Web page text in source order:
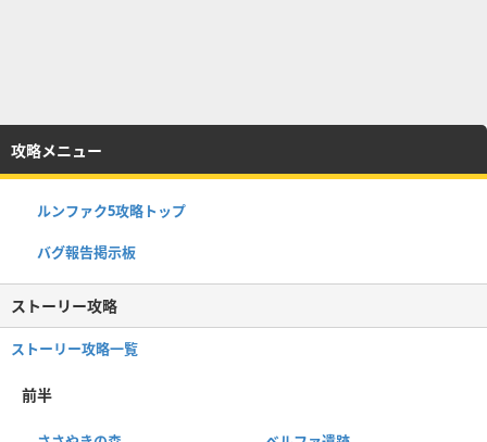
攻略メニュー
ルンファク5攻略トップ
バグ報告掲示板
ストーリー攻略
ストーリー攻略一覧
前半